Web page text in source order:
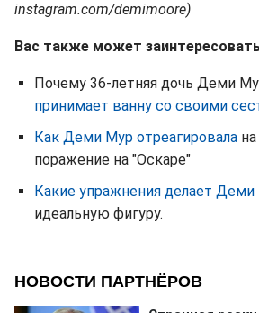
instagram.com/demimoore)
Вас также может
Почему 36-летняя дочь Деми
принимает ванну со своими
Как Деми Мур отреагировала
поражение на "Оскаре"
Какие упражнения делает
идеальную фигуру.